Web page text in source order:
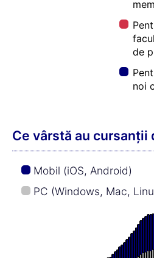
de
noi
Ce vârstă au cursanții
Mobil (iOS, Android)
PC (Windows, Mac,